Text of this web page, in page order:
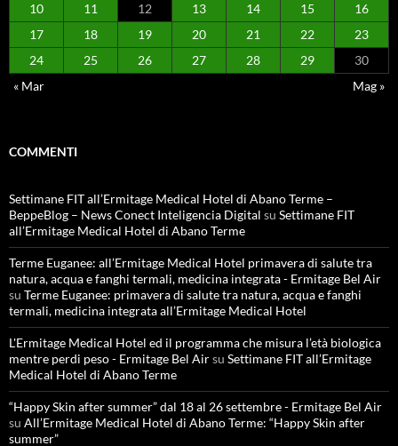
10
11 12 13 14 15
16
17
18 19 20 21 22
23
24
25 26 27 28 29
30
« Mar
Mag »
COMMENTI
Settimane FIT all’Ermitage Medical Hotel di Abano Terme –
BeppeBlog – News Conect Inteligencia Digital su Settimane FIT
all’Ermitage Medical Hotel di Abano Terme
Terme Euganee: all’Ermitage Medical Hotel primavera di salute tra
natura, acqua e fanghi termali, medicina integrata - Ermitage Bel Air
su Terme Euganee: primavera di salute tra natura, acqua e fanghi
termali, medicina integrata all’Ermitage Medical Hotel
L'Ermitage Medical Hotel ed il programma che misura l’età biologica
mentre perdi peso - Ermitage Bel Airsu Settimane FIT all’Ermitage
Medical Hotel di Abano Terme
“Happy Skin after summer” dal 18 al 26 settembre - Ermitage Bel Air
su All’Ermitage Medical Hotel di Abano Terme: “Happy Skin after
summer”